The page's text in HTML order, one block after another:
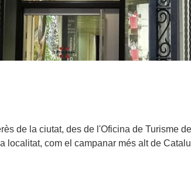
de la ciutat, des de l'Oficina de Turisme
localitat, com el campanar més alt de